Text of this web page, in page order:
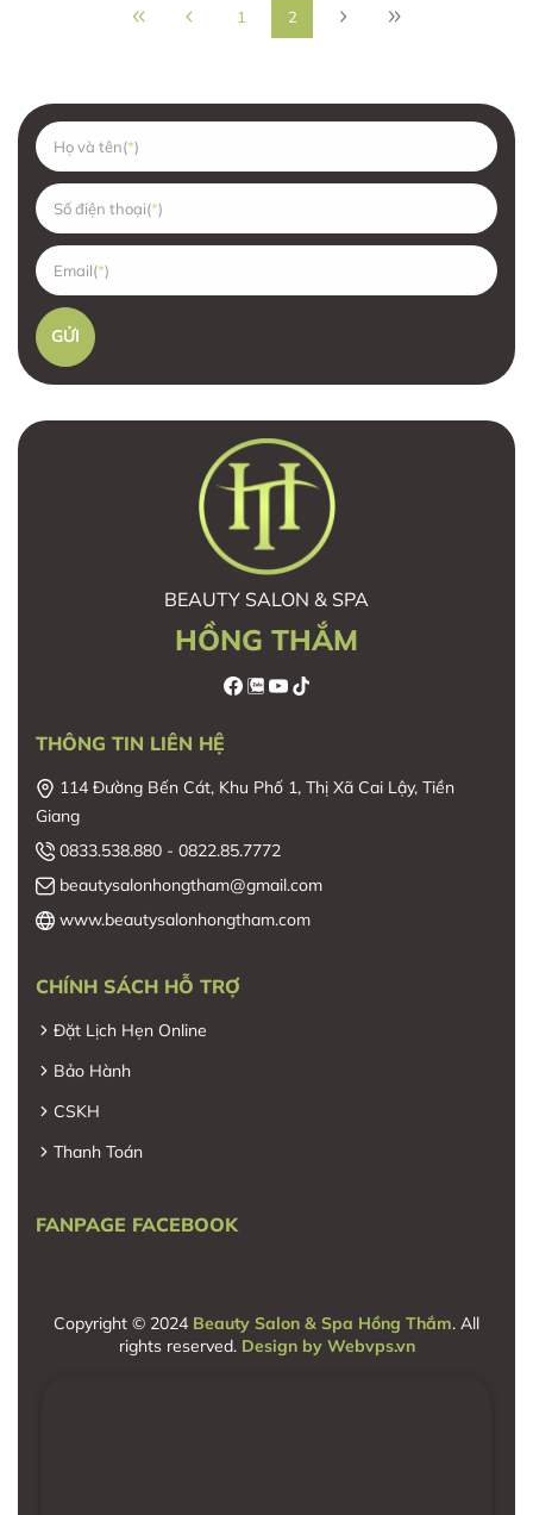
1 2
Họ và tên(
Số điện thoại(
Email(
BEAUTY SALON & SPA
HỒNG THẮM
THÔNG TIN LIÊN HỆ
114 Đường Bến Cát, Khu Phố 1, Thị Xã Cai Lậy, Tiền
Giang
0833.538.880 - 0822.85.7772
beautysalonhongtham@gmail.com
www.beautysalonhongtham.com
CHÍNH SÁCH HỖ TRỢ
Đặt Lịch Hẹn Online
Bảo Hành
CSKH
Thanh Toán
FANPAGE FACEBOOK
Copyright © 2024 Beauty Salon & Spa Hồng Thắm. All
rights reserved. Design by Webvps.vn